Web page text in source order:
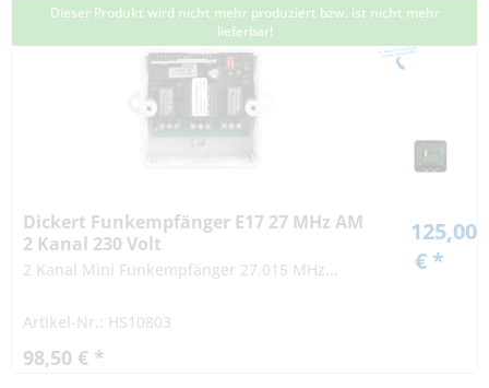
Dieser Produkt wird nicht mehr produziert bzw. ist nicht mehr
lieferbar!
Dickert Funkempfänger E17 27 MHz AM
2 Kanal 230 Volt
2 Kanal Mini Funkempfänger 27,015 MHz...
Artikel-Nr.: HS10803
98,50 € *
125,00
€ *